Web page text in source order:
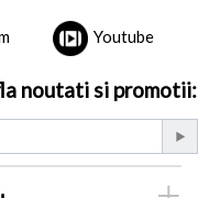
Youtube
noutati si promotii: